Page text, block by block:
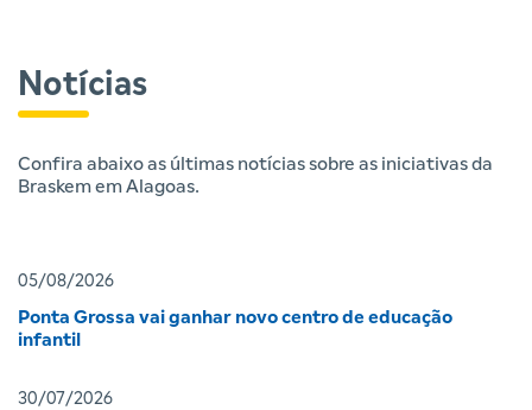
Notícias
Confira abaixo as últimas notícias sobre as iniciativas da
Braskem em Alagoas.
05/08/2026
Ponta Grossa vai ganhar novo centro de educação
infantil
30/07/2026